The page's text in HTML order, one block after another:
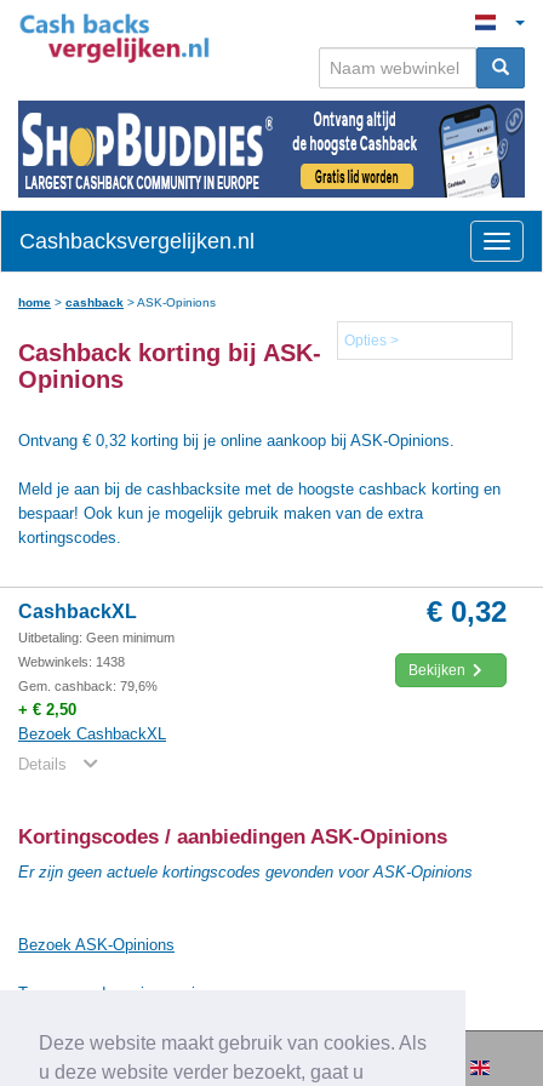
Deze website maakt gebruik van cookies. Als
u deze website verder bezoekt, gaat u
Toggle
Cashbacksvergelijken.nl
home > cashback >ASK-Opinions
Opties >
Cashback korting bij ASK-
Opinions
Ontvang € 0,32 korting bij je online aankoop bij ASK-Opinions.
Meld je aan bij de cashbacksite met de hoogste cashback korting en
bespaar! Ook kun je mogelijk gebruik maken van de extra
kortingscodes.
CashbackXL
Uitbetaling: Geen minimum
Webwinkels: 1438
Gem. cashback: 79,6%
+ € 2,50
Bezoek CashbackXL
Details
€ 0,32
Bekijken
Kortingscodes / aanbiedingen ASK-Opinions
Er zijn geen actuele kortingscodes gevonden voor ASK-Opinions
Bezoek ASK-Opinions
Terug naar de vorige pagina
© 2010-2026 Cashbacksvergelijken.nl -